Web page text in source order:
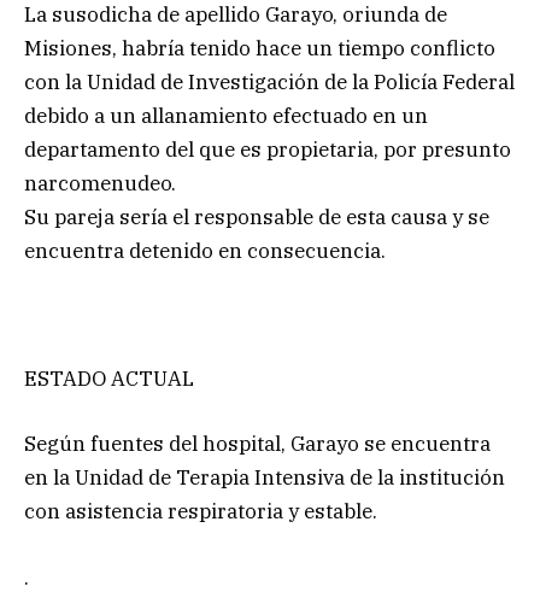
La susodicha de apellido Garayo, oriunda de
Misiones, habría tenido hace un tiempo conflicto
con la Unidad de Investigación de la Policía Federal
debido a un allanamiento efectuado en un
departamento del que es propietaria, por presunto
narcomenudeo.
Su pareja sería el responsable de esta causa y se
encuentra detenido en consecuencia.
ESTADO ACTUAL
Según fuentes del hospital, Garayo se encuentra
en la Unidad de Terapia Intensiva de la institución
con asistencia respiratoria y estable.
.